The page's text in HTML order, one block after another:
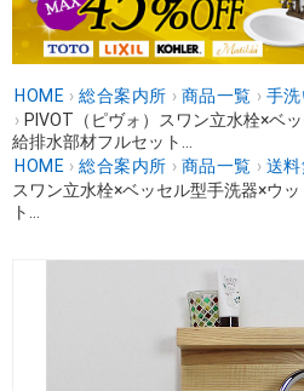
HOME › 総合案内所 › 商品一覧 › 手
› PIVOT（ピヴォ）スワン立水栓×ベ
給排水部材フルセット...
HOME › 総合案内所 › 商品一覧 › 送
スワン立水栓×ベッセル型手洗器×ウ
ト...